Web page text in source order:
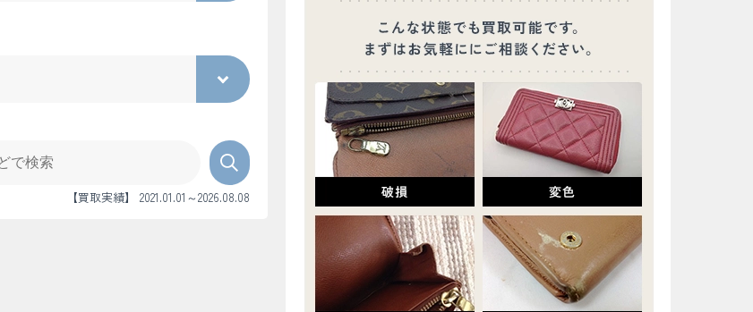
【買取実績】 2021.01.01～2026.08.08